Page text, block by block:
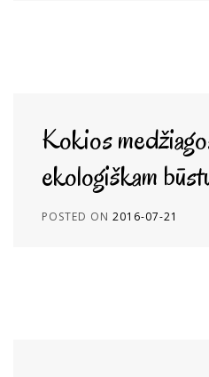
Kokios
ekologiškam
POSTED ON 2016-07-21